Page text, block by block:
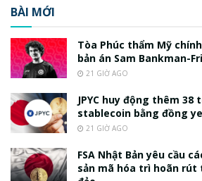
BÀI MỚI
Tòa Phúc thẩm Mỹ
bản án Sam Bankman-
21 GIỜ AGO
JPYC huy động thêm 38
stablecoin bằng đồng
21 GIỜ AGO
FSA Nhật Bản yêu cầu
sản mã hóa trì hoãn rút